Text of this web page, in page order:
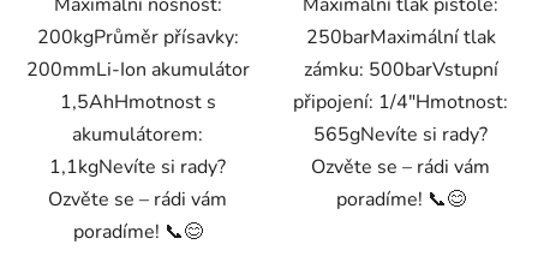
200kgPrůměr přísavky:
200mmLi-Ion akumulátor
1,5AhHmotnost s
akumulátorem:
1,1kgNevíte si rady?
Ozvěte se – rádi vám
poradíme! 📞😊
250barMaximální tlak
zámku: 500barVstupní
připojení: 1/4″Hmotnost:
565gNevíte si rady?
Ozvěte se – rádi vám
poradíme! 📞😊